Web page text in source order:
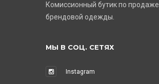
Комиссионный бутик по продаже
брендовой одежды.
МЫ В СОЦ. СЕТЯХ
Instagram